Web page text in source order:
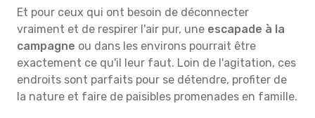
Et pour ceux qui ont besoin de déconnecter
vraiment et de respirer l'air pur, une escapade à la
campagne ou dans les environs pourrait être
exactement ce qu'il leur faut. Loin de l'agitation, ces
endroits sont parfaits pour se détendre, profiter de
la nature et faire de paisibles promenades en famille.